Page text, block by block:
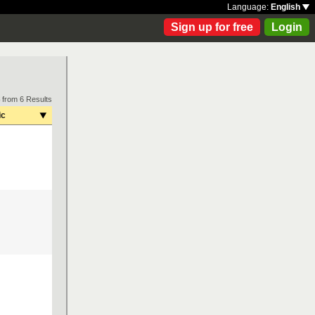
Language: English
Sign up for free Login
from 6 Results